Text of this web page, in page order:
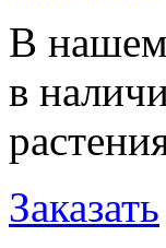
В нашем
в
Заказать